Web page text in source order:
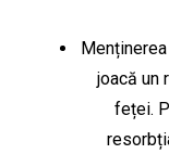
joacă un
feței.